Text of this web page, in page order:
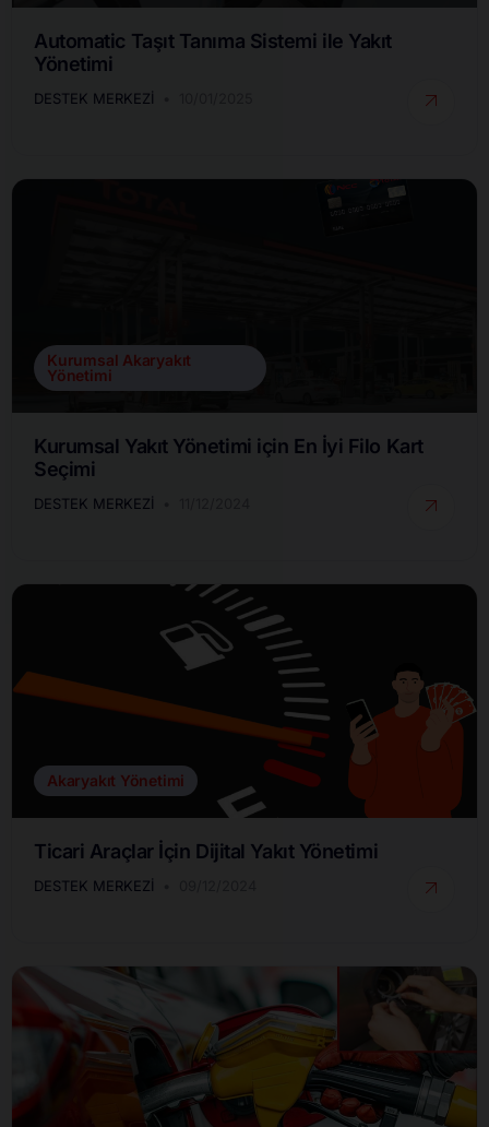
Automatic Taşıt Tanıma Sistemi ile Yakıt
Yönetimi
DESTEK MERKEZI
Kurumsal Akaryakıt
Yönetimi
Kurumsal Yakıt Yönetimi için En İyi Filo Kart
Seçimi
DESTEK MERKEZI
Akaryakıt Yönetimi
Ticari Araçlar İçin Dijital Yakıt Yönetimi
DESTEK MERKEZI